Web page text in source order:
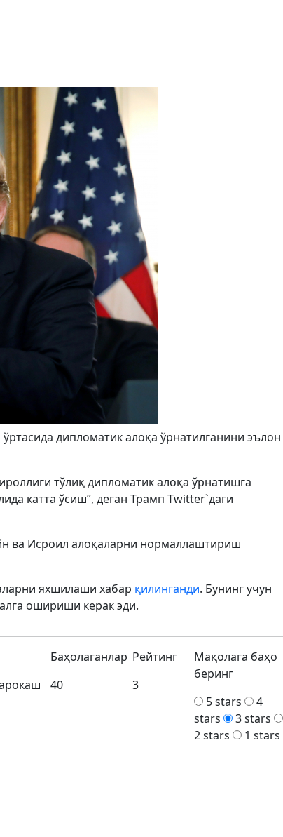
дипломатик алоқа ўрнатилганини эълон
тўлиқ дипломатик алоқа ўрнатишга
катта ўсиш”, деган Трамп Twitter`даги
ва Исроил алоқаларни нормаллаштириш
яхшилаши хабар қилинганди. Бунинг учун
ошириши керак эди.
Баҳолаганлар
40
Рейтинг
3
Мақолага баҳо
беринг
5 stars
4
stars
3 stars
2 stars
1 stars